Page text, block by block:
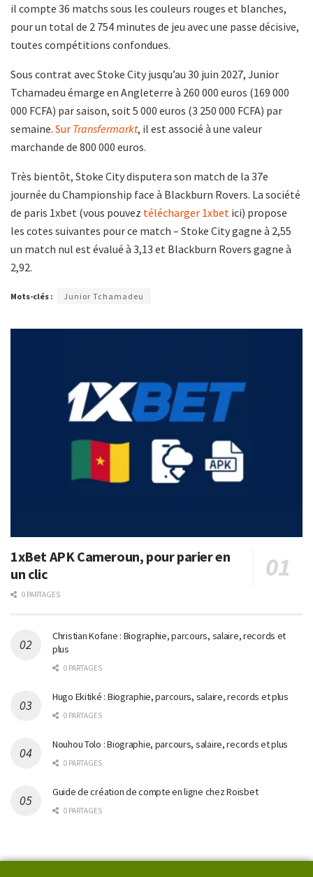
il compte 36 matchs sous les couleurs rouges et blanches,
pour un total de 2 754 minutes de jeu avec une passe décisive,
toutes compétitions confondues.
Sous contrat avec Stoke City jusqu’au 30 juin 2027, Junior
Tchamadeu émarge en Angleterre à 260 000 euros (169 000
000 FCFA) par saison, soit 5 000 euros (3 250 000 FCFA) par
semaine. Sur Transfermarkt, il est associé à une valeur
marchande de 800 000 euros.
Très bientôt, Stoke City disputera son match de la 37e
journée du Championship face à Blackburn Rovers. La société
de paris 1xbet (vous pouvez télécharger 1xbet ici) propose
les cotes suivantes pour ce match – Stoke City gagne à 2,55
un match nul est évalué à 3,13 et Blackburn Rovers gagne à
2,92.
Mots-clés : Junior Tchamadeu
1xBet APK Cameroun, pour parier en
un clic
0 PARTAGES
Christian Kofane : Biographie, parcours, salaire, records et
plus
0 PARTAGES
Hugo Ekitiké : Biographie, parcours, salaire, records et plus
0 PARTAGES
Nouhou Tolo : Biographie, parcours, salaire, records et plus
0 PARTAGES
Guide de création de compte en ligne chez Roisbet
0 PARTAGES